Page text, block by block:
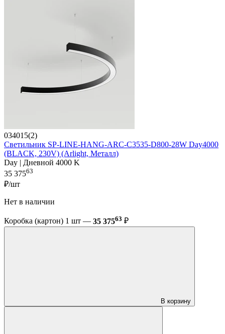
034015(2)
Светильник SP-LINE-HANG-ARC-C3535-D800-28W Day4000
(BLACK, 230V) (Arlight, Металл)
Day | Дневной 4000 K
35 37563
₽/шт
Нет в наличии
Коробка (картон) 1 шт — 35 37563 ₽
В корзину